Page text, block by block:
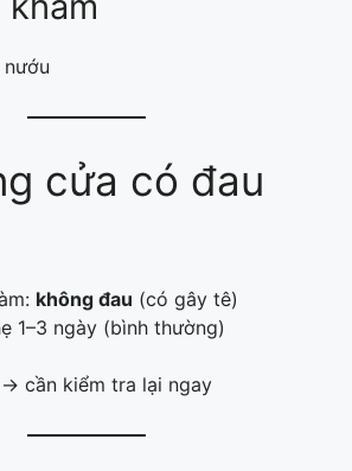
cửa có đau
không đau (có gây tê)
1–3 ngày (bình thường)
cần kiểm tra lại ngay